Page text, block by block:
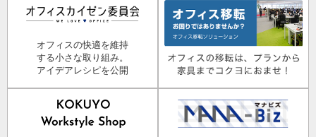
オフィスの快適を維持
する小さな取り組み。
アイデアレシピを公開